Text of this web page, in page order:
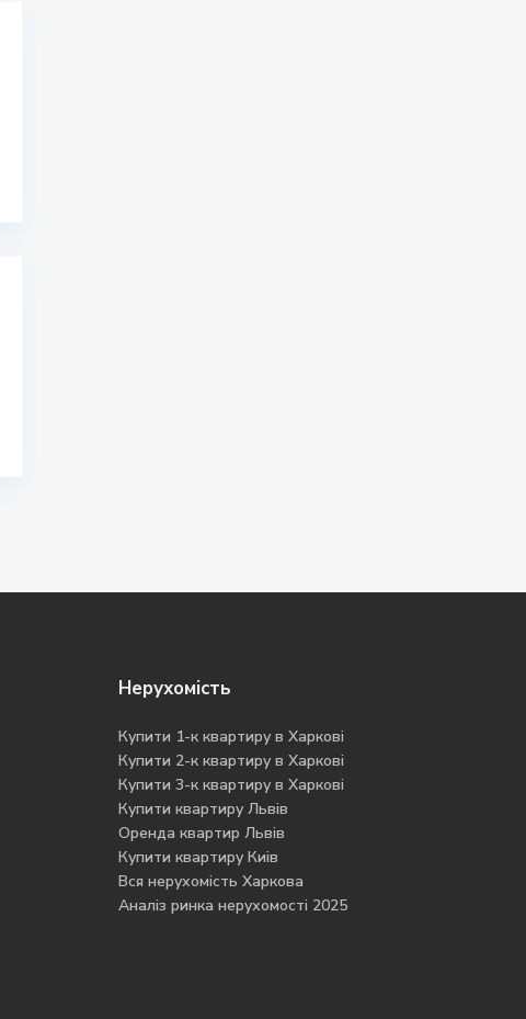
Нерухомість
Купити 1-к квартиру в Харкові
Купити 2-к квартиру в Харкові
Купити 3-к квартиру в Харкові
Купити квартиру Львів
Оренда квартир Львів
Купити квартиру Киів
Вся нерухомість Харкова
Аналіз ринка нерухомості 2025